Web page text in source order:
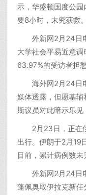
示，华盛顿国度公
要8小时，末究获救
外新网2月24日电
大学社会平易近意调
63.97%的受访者担
海外网2月24日电
媒体透露，但愿基
斯议员对此暗示乐
2月23日，正在伊
出行。伊朗于2月19
目前，累计病例数
外新网2月24日电
蓬佩奥取伊拉克新